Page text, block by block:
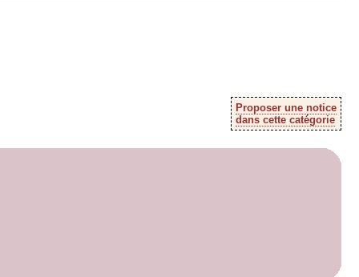
Proposer une notice
dans cette catégorie